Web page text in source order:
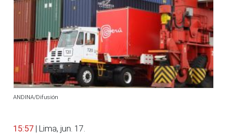
ANDINA/Difusión
15:57 | Lima, jun. 17.